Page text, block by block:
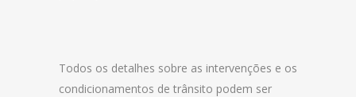
Todos os detalhes sobre as intervenções e os
condicionamentos de trânsito podem ser